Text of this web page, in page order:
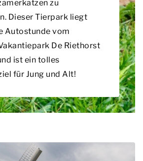
zu
Dieser Tierpark liegt
Autostunde vom
De Riethorst
ist ein tolles
für Jung und Alt!